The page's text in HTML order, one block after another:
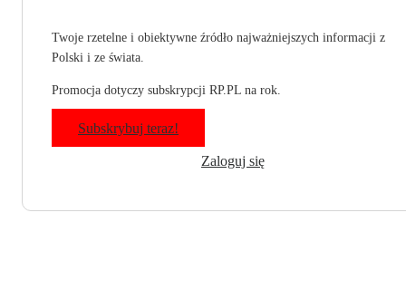
Twoje rzetelne i obiektywne źródło najważniejszych informacji z
Polski i ze świata.
Promocja dotyczy subskrypcji RP.PL na rok.
Subskrybuj teraz!
Zaloguj się